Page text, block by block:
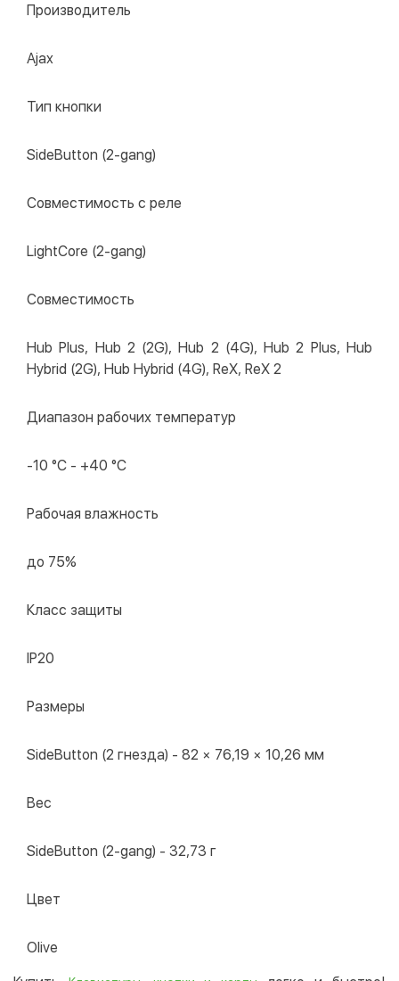
Производитель
Ajax
Тип кнопки
SideButton (2-gang)
Совместимость с реле
LightCore (2-gang)
Совместимость
Hub Plus, Hub 2 (2G), Hub 2 (4G), Hub 2 Plus, Hub
Hybrid (2G), Hub Hybrid (4G), ReX, ReX 2
Диапазон рабочих температур
-10 °C - +40 °C
Рабочая влажность
до 75%
Класс защиты
IP20
Размеры
SideButton (2 гнезда) - 82 × 76,19 × 10,26 мм
Вес
SideButton (2-gang) - 32,73 г
Цвет
Olive